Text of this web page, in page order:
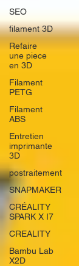
SEO
filament 3D
Refaire
une piece
en 3D
Filament
PETG
Filament
ABS
Entretien
imprimante
3D
postraitement
SNAPMAKER
CRÉALITY
SPARK X I7
CREALITY
Bambu Lab
X2D